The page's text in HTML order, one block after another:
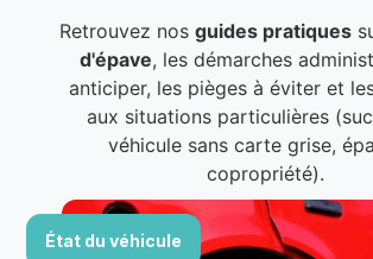
Retrouvez nosguides pratiques
d'épave, les démarches
anticiper, les pièges à éviter et
aux situations particulières
véhicule sans carte grise,
copropriété).
État du véhicule